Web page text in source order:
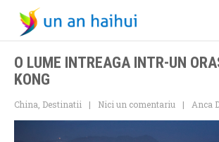
O LUME INTREAGA INTR-UN
KONG
China Destinatii Nici un comentariu Anca